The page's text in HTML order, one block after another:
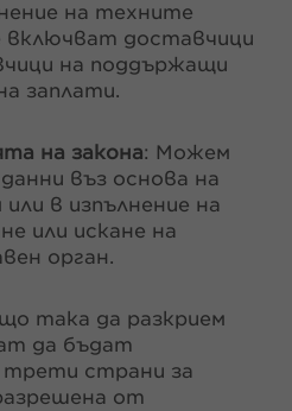
на техните
включват доставчици
на поддържащи
заплати.
на закона: Можем
въз основа на
в изпълнение на
или искане на
орган.
така да разкрием
да бъдат
трети страни за
от